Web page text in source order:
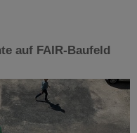
auf FAIR-Baufeld